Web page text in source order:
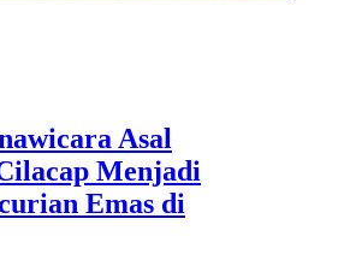
Asal
Menjadi
Emas di